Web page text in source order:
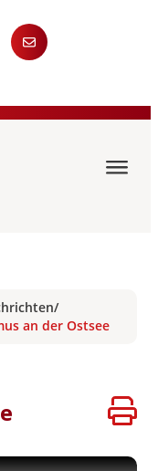
/
an der Ostsee